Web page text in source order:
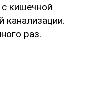
кишечной
канализации.
раз.